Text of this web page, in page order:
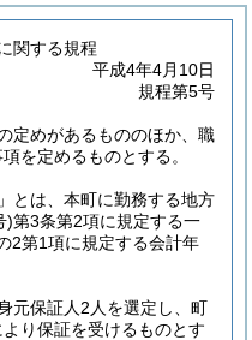
関する規程
平成4年4月10日
規程第5号
定めがあるもののほか、職
を定めるものとする。
とは、本町に勤務する地方
)第3条第2項に規定する一
2第1項に規定する会計年
元保証人2人を選定し、町
り保証を受けるものとす